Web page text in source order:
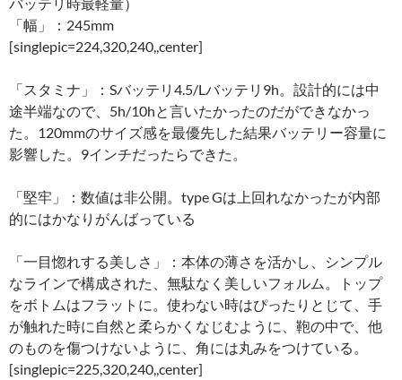
「幅」：245mm
[singlepic=224,320,240,,center]
「スタミナ」：Sバッテリ4.5/Lバッテリ9h。設計的には中
途半端なので、5h/10hと言いたかったのだができなかっ
た。120mmのサイズ感を最優先した結果バッテリー容量に
影響した。9インチだったらできた。
「堅牢」：数値は非公開。type Gは上回れなかったが内部
的にはかなりがんばっている
「一目惚れする美しさ」：本体の薄さを活かし、シンプル
なラインで構成された、無駄なく美しいフォルム。トップ
をボトムはフラットに。使わない時はぴったりとじて、手
が触れた時に自然と柔らかくなじむように、鞄の中で、他
のものを傷つけないように、角には丸みをつけている。
[singlepic=225,320,240,,center]